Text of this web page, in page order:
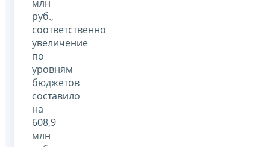
млн
руб.,
соответственно
увеличение
по
уровням
бюджетов
составило
на
608,9
млн